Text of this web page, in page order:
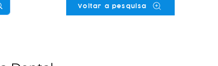
Voltar a pesquisa